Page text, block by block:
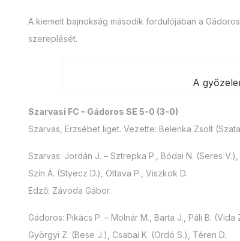
A kiemelt bajnokság második fordulójában a
szereplését.
A
Szarvasi FC – Gádoros SE 5-0 (3-0)
Szarvas, Erzsébet liget. Vezette: Belenka Zsolt
Szarvas: Jordán J. – Sztrepka P., Bódai N. (Seres
Szín Á. (Styecz D.), Ottava P., Viszkok D.
Edző: Závoda Gábor
Gádoros: Pikács P. – Molnár M., Barta J., Páli B.
Györgyi Z. (Bese J.), Csabai K. (Ordó S.), Téren D.